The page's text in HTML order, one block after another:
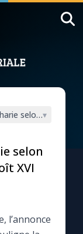
selon Joseph
▾
selon
XVI
l’annonce